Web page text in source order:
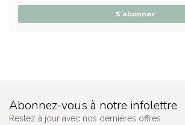
S'abonner
Abonnez-vous à notre infolettre
Restez à jour avec nos dernières offres